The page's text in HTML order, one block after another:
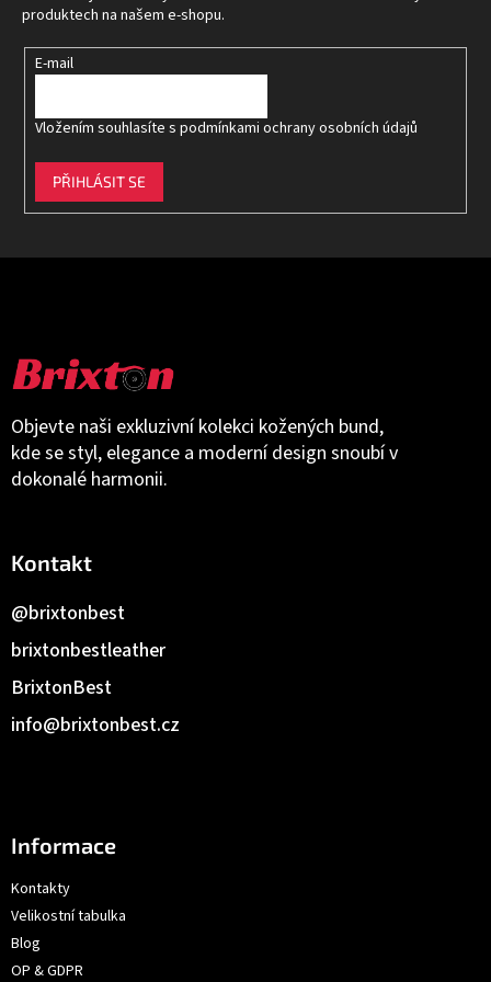
Objevte naši exkluzivní kolekci kožených bund,
kde se styl, elegance a moderní design snoubí v
dokonalé harmonii.
Kontakt
info@brixtonbest.cz
BrixtonBest
brixtonbestleather
@brixtonbest
Informace
Kontakty
Velikostní tabulka
Blog
OP & GDPR
produktech na našem e-shopu.
E-mail
Vložením souhlasíte s podmínkami ochrany osobních údajů
PŘIHLÁSIT SE